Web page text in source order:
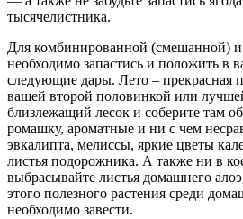
тысячелистника.
Для комбинированной (смешанной)
необходимо запастись и положить
следующие дары. Лето – прекрасная
вашей второй половинкой или
близлежащий лесок и соберите там
ромашку, ароматные и ни с чем
эвкалипта, мелиссы, яркие цветы
листья подорожника. А также ни в
выбрасывайте листья домашнего
этого полезного растения среди
необходимо завести.